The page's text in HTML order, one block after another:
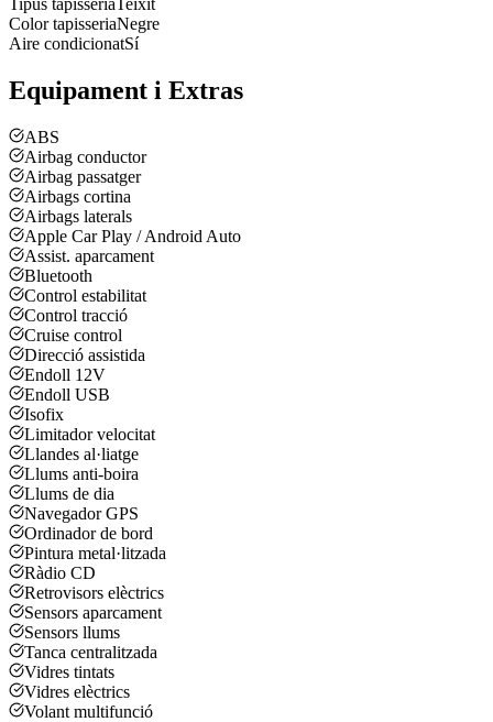
Tipus tapisseria Teixit
Color tapisseriaNegre
Aire condicionatSí
Equipament i Extras
ABS
Airbag conductor
Airbag passatger
Airbags cortina
Airbags laterals
Apple Car Play / Android Auto
Assist. aparcament
Bluetooth
Control estabilitat
Control tracció
Cruise control
Direcció assistida
Endoll 12V
Endoll USB
Isofix
Limitador velocitat
Llandes al·liatge
Llums anti-boira
Llums de dia
Navegador GPS
Ordinador de bord
Pintura metal·litzada
Ràdio CD
Retrovisors elèctrics
Sensors aparcament
Sensors llums
Tanca centralitzada
Vidres tintats
Vidres elèctrics
Volant multifunció